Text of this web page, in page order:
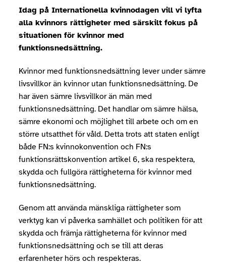
Idag på Internationella kvinnodagen vill vi lyfta
alla kvinnors rättigheter med särskilt fokus på
situationen för kvinnor med
funktionsnedsättning.
Kvinnor med funktionsnedsättning lever under sämre
livsvillkor än kvinnor utan funktionsnedsättning. De
har även sämre livsvillkor än män med
funktionsnedsättning. Det handlar om sämre hälsa,
sämre ekonomi och möjlighet till arbete och om en
större utsatthet för våld. Detta trots att staten enligt
både FN:s kvinnokonvention och FN:s
funktionsrättskonvention artikel 6, ska respektera,
skydda och fullgöra rättigheterna för kvinnor med
funktionsnedsättning.
Genom att använda mänskliga rättigheter som
verktyg kan vi påverka samhället och politiken för att
skydda och främja rättigheterna för kvinnor med
funktionsnedsättning och se till att deras
erfarenheter hörs och respekteras.